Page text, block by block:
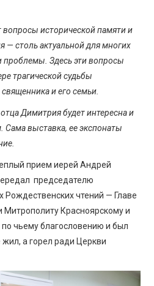
исторической памяти и
— столь актуальной для многих
проблемы. Здесь эти вопросы
трагической судьбы
и его семьи.
Димитрия будет интересна и
выставка, ее экспонаты
прием иерей Андрей
председателю
Рождественских чтений — Главе
Митрополиту Красноярскому и
чьему благословению и был
а горел ради Церкви